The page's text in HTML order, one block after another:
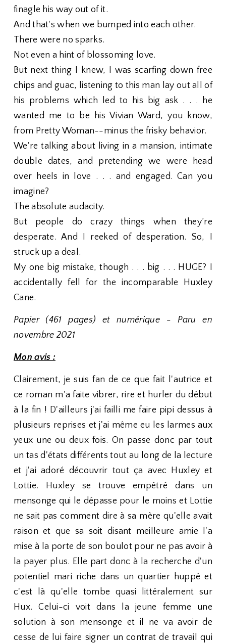
finagle his way out of it.
And that's when we bumped into each other.
There were no sparks.
Not even a hint of blossoming love.
But next thing I knew, I was scarfing down free
chips and guac, listening to this man lay out all of
his problems which led to his big ask . . . he
wanted me to be his Vivian Ward, you know,
from Pretty Woman--minus the frisky behavior.
We're talking about living in a mansion, intimate
double dates, and pretending we were head
over heels in love . . . and engaged. Can you
imagine?
The absolute audacity.
But people do crazy things when they’re
desperate. And I reeked of desperation. So, I
struck up a deal.
My one big mistake, though . . . big . . . HUGE? I
accidentally fell for the incomparable Huxley
Cane.
Papier (461 pages) et numérique - Paru en
novembre 2021
Mon avis :
Clairement, je suis fan de ce que fait l'autrice et
ce roman m'a faite vibrer, rire et hurler du début
à la fin ! D'ailleurs j'ai failli me faire pipi dessus à
plusieurs reprises et j'ai même eu les larmes aux
yeux une ou deux fois. On passe donc par tout
un tas d'états différents tout au long de la lecture
et j'ai adoré découvrir tout ça avec Huxley et
Lottie. Huxley se trouve empêtré dans un
mensonge qui le dépasse pour le moins et Lottie
ne sait pas comment dire à sa mère qu'elle avait
raison et que sa soit disant meilleure amie l'a
mise à la porte de son boulot pour ne pas avoir à
la payer plus. Elle part donc à la recherche d'un
potentiel mari riche dans un quartier huppé et
c'est là qu'elle tombe quasi littéralement sur
Hux. Celui-ci voit dans la jeune femme une
solution à son mensonge et il ne va avoir de
cesse de lui faire signer un contrat de travail qui